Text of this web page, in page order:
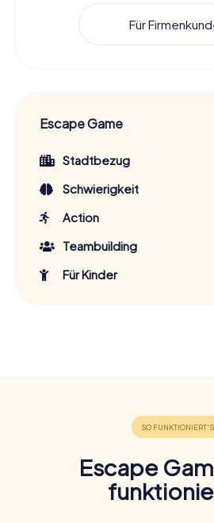
Für
Escape Game
Stadtbezug
Schwierigkeit
Action
Teambuilding
Für Kinder
Escape